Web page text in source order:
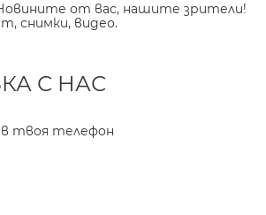
от вас, нашите зрители!
снимки, видео.
С НАС
в твоя телефон